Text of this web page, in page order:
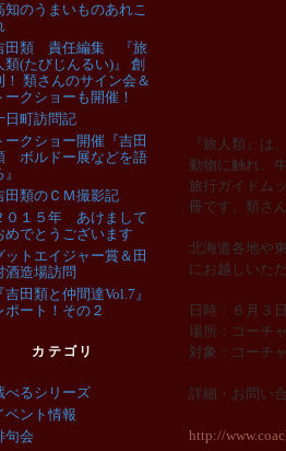
『旅人類』は
動物に触れ、
旅行ガイドム
冊です。類さ
北海道各地や
にお越しいた
日時：６月３
場所：コーチ
対象：コーチ
詳細・お問い
http://
知のうまいものあれこ
田類 責任編集 『旅
類(たびじんるい)』 創
！ 類さんのサイン会＆
ークショーも開催！
日町訪問記
ークショー開催『吉田
ボルドー展などを語
田類のＣＭ撮影記
０１５年 あけまして
めでとうございます
ットエイジャー賞＆田
酒造場訪問
『吉田類と仲間達Vol.7』
ポート！その２
カテゴリ
べるシリーズ
ベント情報
句会